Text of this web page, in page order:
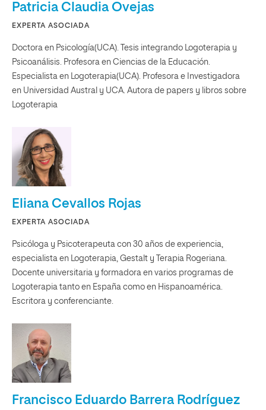
Patricia Claudia Ovejas
EXPERTA ASOCIADA
Doctora en Psicología(UCA). Tesis integrando Logoterapia y
Psicoanálisis. Profesora en Ciencias de la Educación.
Especialista en Logoterapia(UCA). Profesora e Investigadora
en Universidad Austral y UCA. Autora de papers y libros sobre
Logoterapia
Eliana Cevallos Rojas
EXPERTA ASOCIADA
Psicóloga y Psicoterapeuta con 30 años de experiencia,
especialista en Logoterapia, Gestalt y Terapia Rogeriana.
Docente universitaria y formadora en varios programas de
Logoterapia tanto en España como en Hispanoamérica.
Escritora y conferenciante.
Francisco Eduardo Barrera Rodríguez